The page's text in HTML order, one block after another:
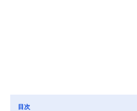
目次